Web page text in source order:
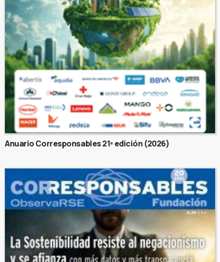
Anuario Corresponsables 21ª edición (2026)